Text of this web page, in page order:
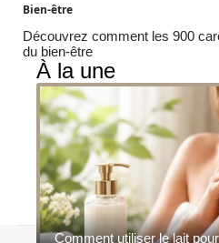
Bien-être
Découvrez comment les 900
du bien-être
À la une
Comment utiliser le lait